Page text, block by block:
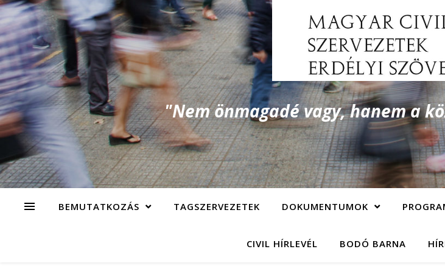
"Nem önmagadé vagy, hanem a
BEMUTATKOZÁS TAGSZERVEZETEK DOKUMENTUMOK
CIVIL HÍRLEVÉL BODÓ BARNA